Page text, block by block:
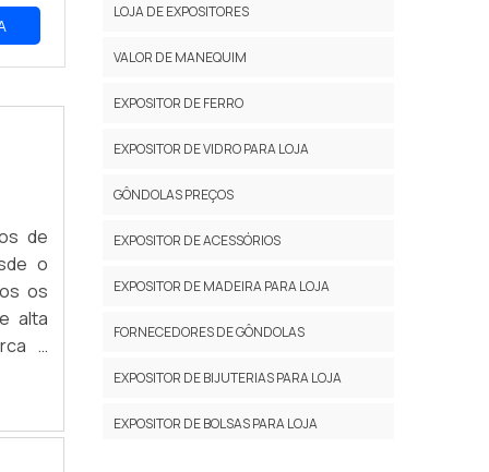
de
o
os
alta
a
LOJA DE EXPOSITORES
VALOR DE MANEQUIM
EXPOSITOR DE FERRO
EXPOSITOR DE VIDRO PARA LOJA
GÔNDOLAS PREÇOS
EXPOSITOR DE ACESSÓRIOS
EXPOSITOR DE MADEIRA PARA LOJA
FORNECEDORES DE GÔNDOLAS
EXPOSITOR DE BIJUTERIAS PARA LOJA
EXPOSITOR DE BOLSAS PARA LOJA